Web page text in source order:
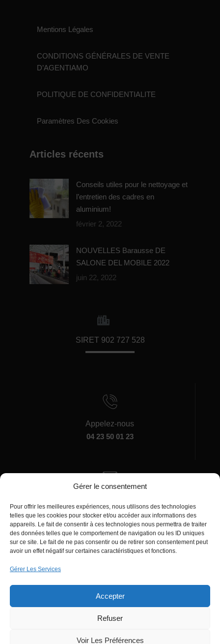
Gérer le consentement
Pour offrir les meilleures expériences, nous utilisons des technologies
telles que les cookies pour stocker et/ou accéder aux informations des
appareils. Le fait de consentir à ces technologies nous permettra de traiter
des données telles que le comportement de navigation ou les ID uniques
sur ce site. Le fait de ne pas consentir ou de retirer son consentement peut
avoir un effet négatif sur certaines caractéristiques et fonctions.
Gérer Les Services
Accepter
Refuser
Voir Les Préférences
Mentions Légales
CONDITIONS GÉNÉRALES DE VENTE
D’AGENTIAMO
POLITIQUE DE CONFIDENTIALITE
Paramètres Des Cookies
Articles récents
Conseils utiles pour le nettoyage et
l’entretien des cadres en
aluminium!
février 2, 2022
NOUVELLES Barausse DE
SALONE DEL MOBILE 2022
juin 22, 2022
SIRET 902 727 528
Appelez-nous
04 23 50 01 23
manager@agentiamo.com
Réservés